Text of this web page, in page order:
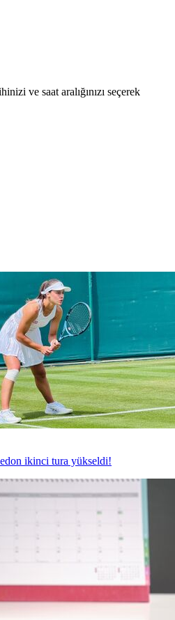
ve saat aralığınızı seçerek
ikinci tura yükseldi!